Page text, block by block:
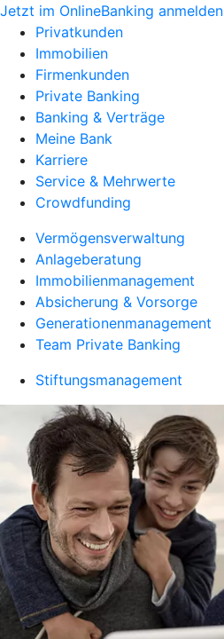
Jetzt im OnlineBanking anmelden
Privatkunden
Immobilien
Firmenkunden
Private Banking
Banking & Verträge
Meine Bank
Karriere
Service & Mehrwerte
Crowdfunding
Vermögensverwaltung
Anlageberatung
Immobilienmanagement
Absicherung & Vorsorge
Generationenmanagement
Team Private Banking
Stiftungsmanagement